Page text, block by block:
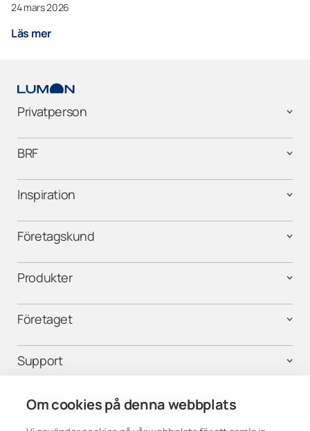
Om cookies på denna webbplats
24 mars 2026
Läs mer
Privatperson
BRF
Inspiration
Företagskund
Produkter
Företaget
Support
Kontakta oss